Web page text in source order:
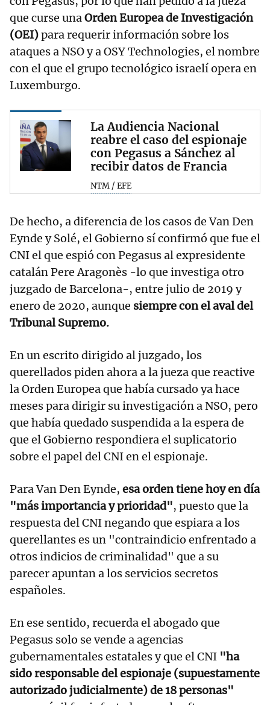
que curse unaOrden Europea de Investigación
(OEI)para requerir información sobre los
ataques a NSO y a OSY Technologies, el nombre
con el que el grupo tecnológico israelí opera en
Luxemburgo.
La Audiencia Nacional
reabre el caso del espionaje
con Pegasus a Sánchez al
recibir datos de Francia
NTM / EFE
De hecho, a diferencia de los casos de Van Den
Eynde y Solé, el Gobierno sí confirmó que fue el
CNI el que espió con Pegasus al expresidente
catalán Pere Aragonès -lo que investiga otro
juzgado de Barcelona-, entre julio de 2019 y
enero de 2020, aunque siempre con el aval del
Tribunal Supremo.
En un escrito dirigido al juzgado, los
querellados piden ahora a la jueza que reactive
la Orden Europea que había cursado ya hace
meses para dirigir su investigación a NSO, pero
que había quedado suspendida a la espera de
que el Gobierno respondiera el suplicatorio
sobre el papel del CNI en el espionaje.
Para Van Den Eynde, esa orden tiene hoy en día
"más importancia y prioridad", puesto que la
respuesta del CNI negando que espiara a los
querellantes es un "contraindicio enfrentado a
otros indicios de criminalidad" que a su
parecer apuntan a los servicios secretos
españoles.
En ese sentido, recuerda el abogado que
Pegasus solo se vende a agencias
gubernamentales estatales y que el CNI "ha
sido responsable del espionaje (supuestamente
autorizado judicialmente) de 18 personas"